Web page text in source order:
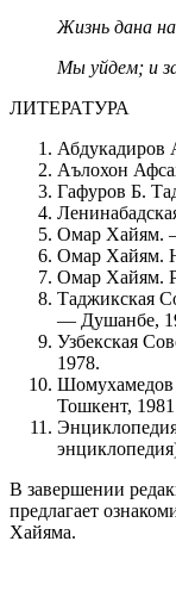
Жизнь дана
Мы уйдем; и
ЛИТЕРАТУРА
Абдукадиров
Аълохон
Гафуров Б.
Омар Хайям.
Омар Хайям.
Омар Хайям.
Таджикская
— Душанбе,
Узбекская
1978.
Тошкент,
В завершении
предлагает
Хайяма.